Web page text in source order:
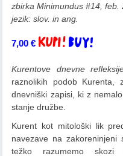
zbirka Minimundus #14,
jezik: slov. in ang.
7,00€ Dodaj v košarico
Kurentove dnevne
raznolikih podob Kurenta,
dnevniški zapisi, ki z
stanje družbe.
Kurent kot mitološki lik
navezave na
težko razumemo skozi